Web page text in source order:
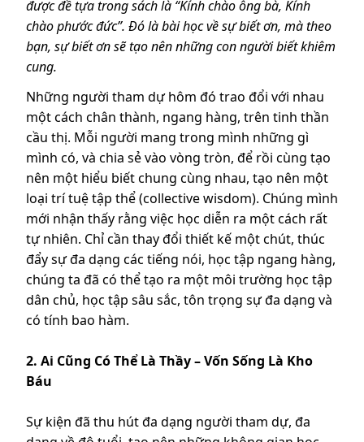
được đề tựa trong sách là “Kính chào ông bà, Kính
chào phước đức”. Đó là bài học về sự biết ơn, mà theo
bạn, sự biết ơn sẽ tạo nên những con người biết khiêm
cung.
Những người tham dự hôm đó trao đổi với nhau
một cách chân thành, ngang hàng, trên tinh thần
cầu thị. Mỗi người mang trong mình những gì
mình có, và chia sẻ vào vòng tròn, để rồi cùng tạo
nên một hiểu biết chung cùng nhau, tạo nên một
loại trí tuệ tập thể (collective wisdom). Chúng mình
mới nhận thấy rằng việc học diễn ra một cách rất
tự nhiên. Chỉ cần thay đổi thiết kế một chút, thúc
đẩy sự đa dạng các tiếng nói, học tập ngang hàng,
chúng ta đã có thể tạo ra một môi trường học tập
dân chủ, học tập sâu sắc, tôn trọng sự đa dạng và
có tính bao hàm.
2. Ai Cũng Có Thể Là Thầy – Vốn Sống Là Kho
Báu
Sự kiện đã thu hút đa dạng người tham dự, đa